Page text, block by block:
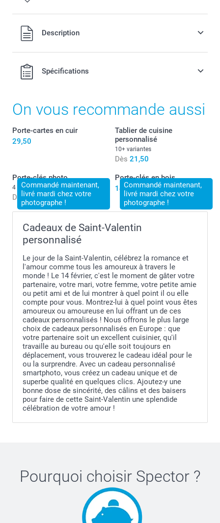
Tous les prix sont TVA incluse
Description
Spécifications
On vous recommande aussi
Porte-cartes en cuir
29,50
Tablier de cuisine
personnalisé
10+ variantes
Dès 21,50
Commandé maintenant,
livré mardi chez votre
photographe !
Porte-clés photo
4 variantes
Dès 11,50
Commandé maintenant,
livré mardi chez votre
photographe !
Porte-clés en bois
14,50
Cadeaux de Saint-Valentin
personnalisé
Le jour de la Saint-Valentin, célébrez la romance et
l'amour comme tous les amoureux à travers le
monde ! Le 14 février, c'est le moment de gâter votre
partenaire, votre mari, votre femme, votre petite amie
ou petit ami et de lui montrer à quel point il ou elle
compte pour vous. Montrez-lui à quel point vous êtes
amoureux ou amoureuse en lui offrant un de ces
cadeaux personnalisés ! Nous offrons le plus large
choix de cadeaux personnalisés en Europe : que
votre partenaire soit un excellent cuisinier, qu'il
travaille au bureau ou qu'elle soit toujours en
déplacement, vous trouverez le cadeau idéal pour le
ou la surprendre. Avec un cadeau personnalisé
smartphoto, vous créez un cadeau unique et de
superbe qualité en quelques clics. Ajoutez-y une
bonne dose de sincérité, des câlins et des baisers
pour faire de cette Saint-Valentin une splendide
célébration de votre amour !
Pourquoi choisir Spector?